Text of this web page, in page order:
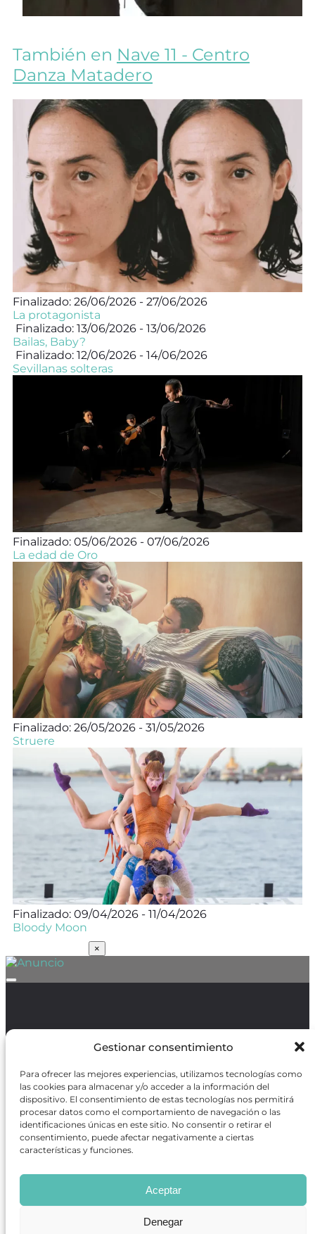
Gestionar consentimiento
Para ofrecer las mejores experiencias, utilizamos tecnologías como
las cookies para almacenar y/o acceder a la información del
dispositivo. El consentimiento de estas tecnologías nos permitirá
procesar datos como el comportamiento de navegación o las
identificaciones únicas en este sitio. No consentir o retirar el
consentimiento, puede afectar negativamente a ciertas
características y funciones.
Aceptar
Denegar
También en Nave 11 - Centro
Danza Matadero
Finalizado: 26/06/2026 - 27/06/2026
La protagonista
Finalizado: 13/06/2026 - 13/06/2026
Bailas, Baby?
Finalizado: 12/06/2026 - 14/06/2026
Sevillanas solteras
Finalizado: 05/06/2026 - 07/06/2026
La edad de Oro
Finalizado: 26/05/2026 - 31/05/2026
Struere
Finalizado: 09/04/2026 - 11/04/2026
Bloody Moon
×
REVISTA ONLINE
CARTELERA TEATRO MADRID
CENTROS DE FORMACIÓN
CONCURSOS
SOBRE NOSOTROS
OBRAS MÁS VOTADAS
RANKING MEJORES OBRAS